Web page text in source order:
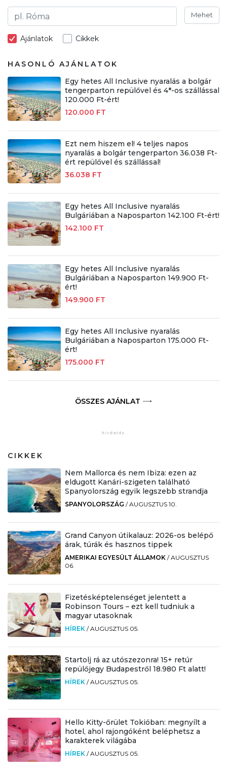
Mehet
Ajánlatok Cikkek
HASONLÓ AJÁNLATOK
Egy hetes All Inclusive nyaralás a bolgár
tengerparton repülővel és 4*-os szállással
120.000 Ft-ért!
120.000 FT
Ezt nem hiszem el! 4 teljes napos
nyaralás a bolgár tengerparton 36.038 Ft-
ért repülővel és szállással!
36.038 FT
Egy hetes All Inclusive nyaralás
Bulgáriában a Naposparton 142.100 Ft-ért!
142.100 FT
Egy hetes All Inclusive nyaralás
Bulgáriában a Naposparton 149.900 Ft-
ért!
149.900 FT
Egy hetes All Inclusive nyaralás
Bulgáriában a Naposparton 175.000 Ft-
ért!
175.000 FT
ÖSSZES AJÁNLAT
CIKKEK
Nem Mallorca és nem Ibiza: ezen az
eldugott Kanári-szigeten található
Spanyolország egyik legszebb strandja
SPANYOLORSZÁG /AUGUSZTUS 10.
Grand Canyon útikalauz: 2026-os belépő
árak, túrák és hasznos tippek
AMERIKAI EGYESÜLT ÁLLAMOK /AUGUSZTUS
06.
Fizetésképtelenséget jelentett a
Robinson Tours – ezt kell tudniuk a
magyar utasoknak
HÍREK /AUGUSZTUS 05.
Startolj rá az utószezonra! 15+ retúr
repülőjegy Budapestről 18.980 Ft alatt!
HÍREK /AUGUSZTUS 05.
Hello Kitty-őrület Tokióban: megnyílt a
hotel, ahol rajongóként beléphetsz a
karakterek világába
HÍREK /AUGUSZTUS 05.